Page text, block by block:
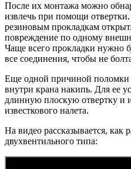
После их монтажа можно
извлечь при помощи
резиновым прокладкам
повреждение по одному
Чаще всего прокладки нужно
все соединения, чтобы не
Еще одной причиной поломки
внутри крана накипь. Для ее
длинную плоскую отвертку и
известкового налета.
На видео рассказывается, как
двухвентильного типа: